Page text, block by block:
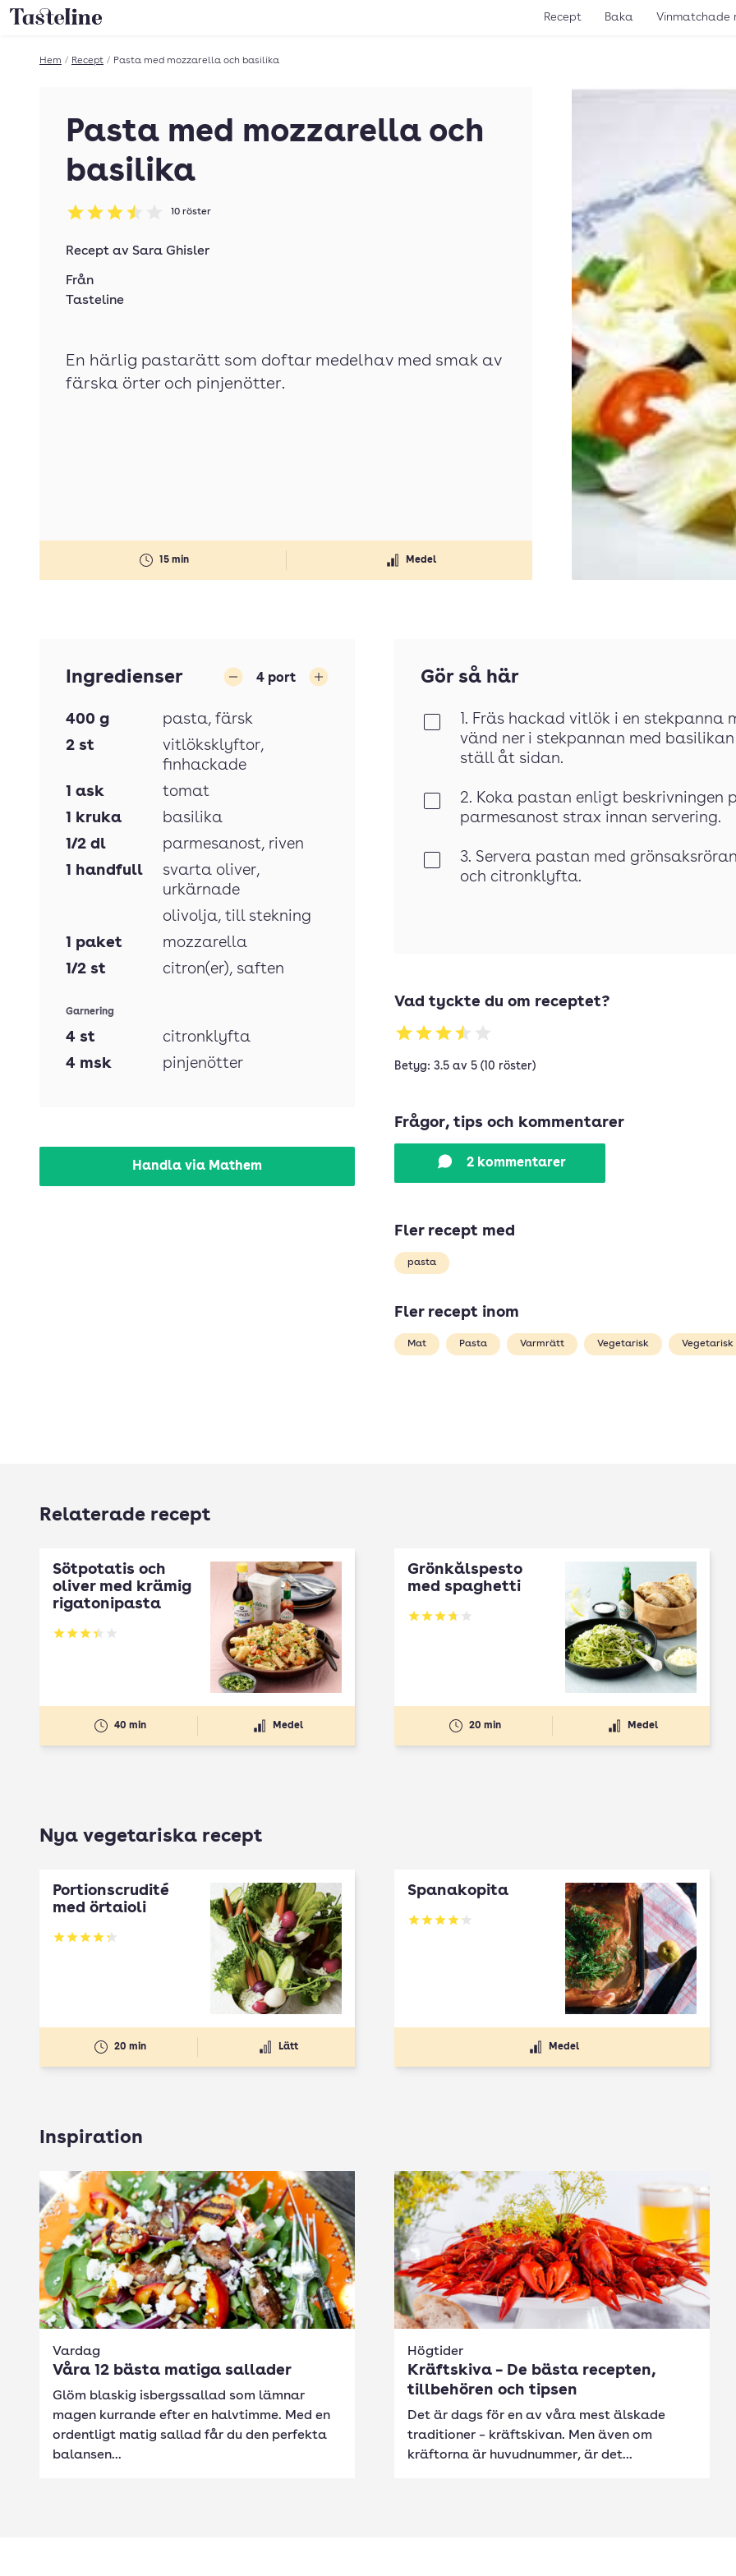
Till Tastelines startsida Recept Baka Vinmatchade
Hem / Recept / Pasta med mozzarella och basilika
Pasta med mozzarella och
basilika
Betyg: 3.5 av 5
10 röster
15 min Medel
Recept av Sara Ghisler
Från
Tasteline
En härlig pastarätt som doftar medelhav med smak av
färska örter och pinjenötter.
Ingredienser 4 port
400 g pasta, färsk
2 st vitlöksklyftor,
finhackade
1 ask
tomat
1 kruka
basilika
1/2 dl parmesanost, riven
1 handfull svarta oliver,
urkärnade
olivolja, till stekning
1 paket
mozzarella
1/2 st citron(er), saften
Garnering
4 st
citronklyfta
4 msk pinjenötter
Handla via Mathem
Gör så här
1. Fräs hackad vitlök i en
vänd ner i stekpannan med
ställ åt sidan.
2. Koka pastan enligt beskrivningen
parmesanost strax innan servering.
3. Servera pastan med
och citronklyfta.
Vad tyckte du om receptet?
Betyg: 3.5 av 5 (10 röster)
Frågor, tips och kommentarer
2 kommentarer
Fler recept med
pasta
Fler recept inom
Mat Pasta Varmrätt Vegetarisk
Relaterade recept
Sötpotatis och
oliver med krämig
rigatonipasta
Betyg: 3.33 av 5
40 min Medel
Grönkålspesto
med spaghetti
Betyg: 3.73 av 5
20 min Medel
Nya vegetariska recept
Portionscrudité
med örtaioli
Betyg: 4.27 av 5
20 min Lätt
Spanakopita
Betyg: 4.1 av 5
Medel
Inspiration
Vardag
Våra 12 bästa matiga sallader
Glöm blaskig isbergssallad som lämnar
magen kurrande efter en halvtimme. Med en
ordentligt matig sallad får du den perfekta
balansen...
Högtider
Kräftskiva – De bästa recepten,
tillbehören och tipsen
Det är dags för en av våra mest älskade
traditioner – kräftskivan. Men även om
kräftorna är huvudnummer, är det...